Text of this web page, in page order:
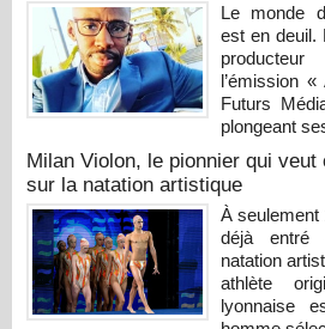
Le monde
est en deuil.
l’émission
Futurs
plongeant
Milan Violon, le pionnier qui veut
sur la natation artistique
À seulement
déjà entré
natation
athlète
lyonnaise